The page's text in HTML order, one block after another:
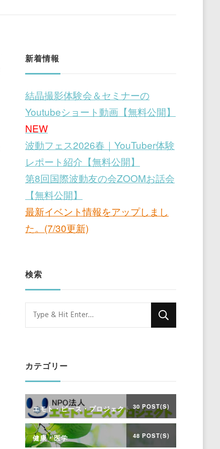
新着情報
結晶撮影体験会＆セミナーの
Youtubeショート動画【無料公開】
NEW
波動フェス2026春｜YouTuber体験
レポート紹介【無料公開】
第8回国際波動友の会ZOOMお話会
【無料公開】
最新イベント情報をアップしまし
た。(7/30更新)
検索
Looking
for
カテゴリー
エモト・ピース・プロジェクト30 POST(S)
健康・医学 48 POST(S)